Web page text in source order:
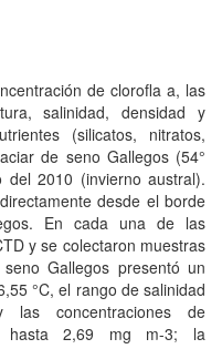
de clorofla a, las
salinidad, densidad y
(silicatos, nitratos,
de seno Gallegos (54°
2010 (invierno austral).
desde el borde
En cada una de las
y se colectaron muestras
Gallegos presentó un
°C, el rango de salinidad
concentraciones de
hasta 2,69 mg m-3; la